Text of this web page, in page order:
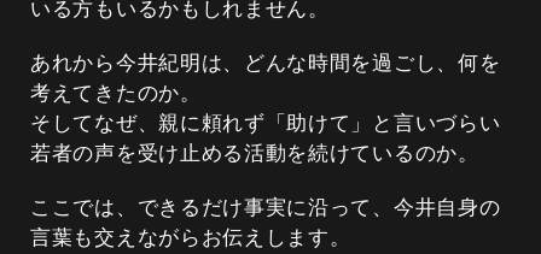
いる方もいるかもしれません。
あれから今井紀明は、どんな時間を過ごし、何を
考えてきたのか。
そしてなぜ、親に頼れず「助けて」と言いづらい
若者の声を受け止める活動を続けているのか。
ここでは、できるだけ事実に沿って、今井自身の
言葉も交えながらお伝えします。